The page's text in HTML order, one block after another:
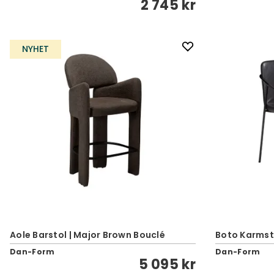
2 745 kr
NYHET
Aole Barstol | Major Brown Bouclé
Dan-Form
5 095 kr
Boto
Dan-Form